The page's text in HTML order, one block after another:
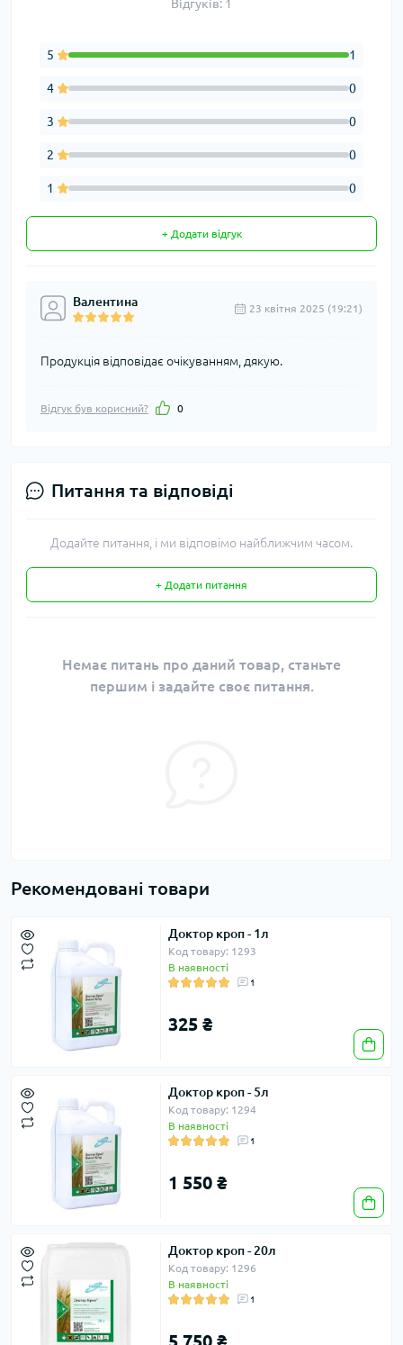
Відгуків: 1
5 1
4 0
3 0
2 0
1 0
+ Додати відгук
Валентина 23 квітня 2025 (19:21)
Продукція відповідає очікуванням, дякую.
Відгук був корисний? 0
Питання та відповіді
Додайте питання, і ми відповімо найближчим часом.
+ Додати питання
Немає питань про даний товар, станьте
першим і задайте своє питання.
Рекомендовані товари
Доктор кроп - 1л
Код товару: 1293
В наявності
1
325 ₴
Доктор кроп - 5л
Код товару: 1294
В наявності
1
1 550 ₴
Доктор кроп - 20л
Код товару: 1296
В наявності
1